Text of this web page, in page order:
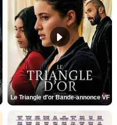
Le Triangle d'or Bande-annonce VF